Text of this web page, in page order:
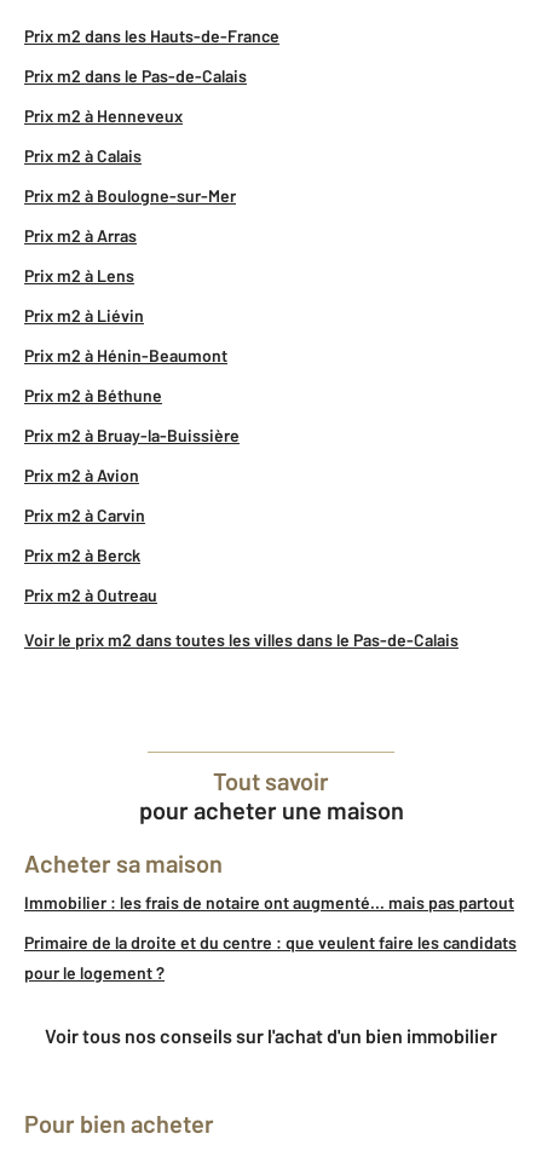
Prix m2 dans les Hauts-de-France
Prix m2 dans le Pas-de-Calais
Prix m2 à Henneveux
Prix m2 à Calais
Prix m2 à Boulogne-sur-Mer
Prix m2 à Arras
Prix m2 à Lens
Prix m2 à Liévin
Prix m2 à Hénin-Beaumont
Prix m2 à Béthune
Prix m2 à Bruay-la-Buissière
Prix m2 à Avion
Prix m2 à Carvin
Prix m2 à Berck
Prix m2 à Outreau
Voir le prix m2 dans toutes les villes dans le Pas-de-Calais
Tout savoir
pour acheter une maison
Acheter sa maison
Immobilier : les frais de notaire ont augmenté... mais pas partout
Primaire de la droite et du centre : que veulent faire les candidats
pour le logement ?
Voir tous nos conseils sur l'achat d'un bien immobilier
Pour bien acheter